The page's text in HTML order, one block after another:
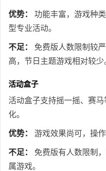
优势：
功能丰富，游戏种
型专业活动。
不足：
免费版人数限制较
高，节日主题游戏相对较少
活动盒子
活动盒子支持摇一摇、赛
化。
优势： 游戏效果尚可，操
不足：
免费版有人数限制
属游戏。